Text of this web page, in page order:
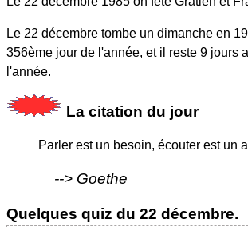
Le 22 décembre tombe un dimanche en
356ème jour de l'année, et il reste 9 jours
l'année.
La citation du jour
Parler est un besoin, écouter est un
Goethe
Quelques quiz du 22 décembre.